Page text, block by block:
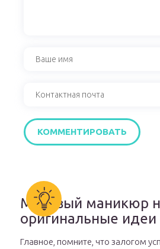
Матовый маникюр
оригинальные идеи
Главное, помните, что залогом